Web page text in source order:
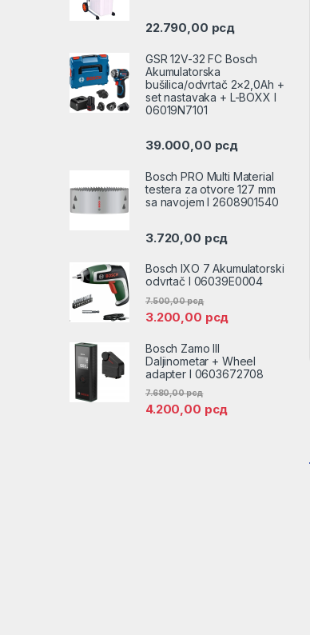
22.790,00 рсд
GSR 12V-32 FC Bosch
Akumulatorska
bušilica/odvrtač 2×2,0Ah +
set nastavaka + L-BOXX l
06019N7101
39.000,00 рсд
Bosch PRO Multi Material
testera za otvore 127 mm
sa navojem l 2608901540
3.720,00 рсд
Bosch IXO 7 Akumulatorski
odvrtač l 06039E0004
3.200,00 рсд
7.500,00рсд
Bosch Zamo III
Daljinometar + Wheel
adapter l 0603672708
4.200,00 рсд
7.680,00рсд